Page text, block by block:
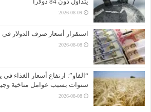
2026-08-09
استقرار أسعار صرف الدولار في
2026-08-08
سنوات بسبب عوامل مناخية
2026-08-08